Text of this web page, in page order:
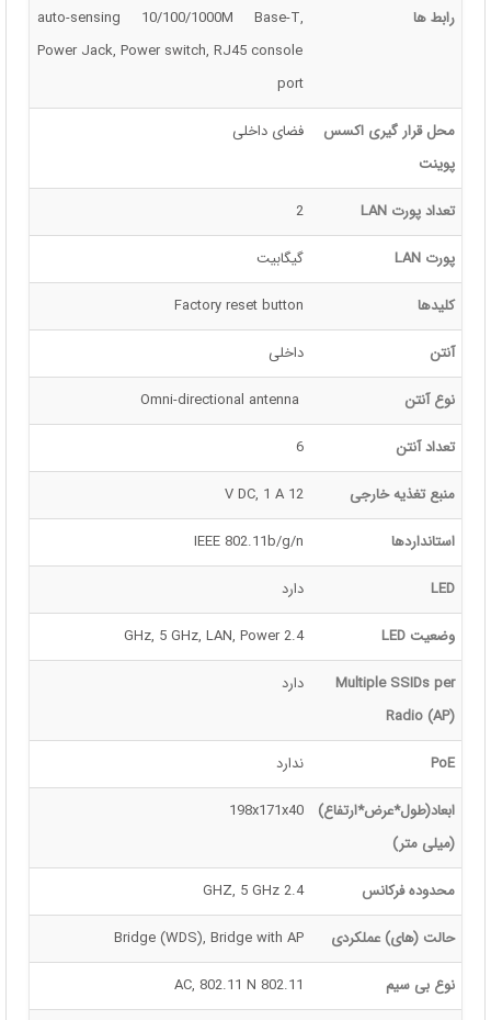
رابط ها
auto-sensing 10/100/1000M Base-T,
Power Jack, Power switch, RJ45 console
port
محل قرار گیری اکسس
پوینت
فضای داخلی
تعداد پورت LAN 2
پورت LAN گیگابیت
کلیدها Factory reset button
آنتن داخلی
نوع آنتن
تعداد آنتن 6
منبع تغذیه خارجی 12 V DC, 1 A
استانداردها IEEE 802.11b/g/n
LED دارد
وضعیت LED 2.4 GHz, 5 GHz, LAN, Power
Multiple SSIDs per
Radio (AP)
دارد
PoE ندارد
ابعاد(طول*عرض*ارتفاع)
(میلی متر)
198x171x40
محدوده فرکانس 2.4 GHZ, 5 GHz
حالت (های) عملکردی Bridge (WDS), Bridge with AP
نوع بی سیم 802.11 AC, 802.11 N